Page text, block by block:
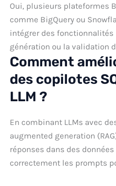
Oui, plusieurs plateformes
comme BigQuery ou
intégrer des fonctionnalités
génération ou la validation
Comment
des copilotes
LLM ?
En combinant LLMs avec
augmented generation
réponses dans des
correctement les prompts